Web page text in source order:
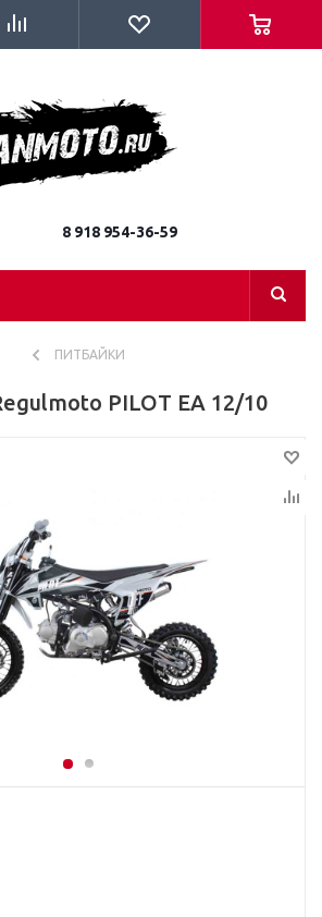
8 918 954-36-59
ПИТБАЙКИ
PILOT EA 12/10